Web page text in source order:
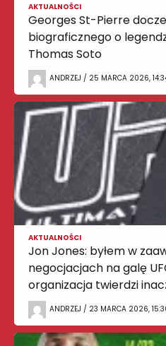
AKTUALNOŚCI
Georges St-Pierre
biograficznego o
Thomas Soto
ANDRZEJ / 25 MARCA 2026,
AKTUALNOŚCI
Jon Jones: byłem w
negocjacjach na galę
organizacja twierdzi
ANDRZEJ / 23 MARCA 2026,